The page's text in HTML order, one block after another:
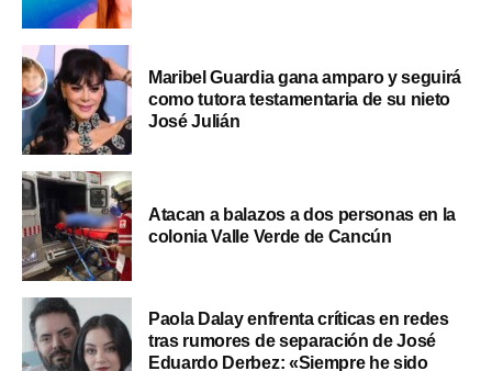
Maribel Guardia gana amparo y seguirá
como tutora testamentaria de su nieto
José Julián
Atacan a balazos a dos personas en la
colonia Valle Verde de Cancún
Paola Dalay enfrenta críticas en redes
tras rumores de separación de José
Eduardo Derbez: «Siempre he sido